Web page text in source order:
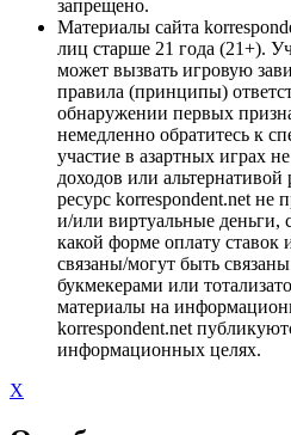
запрещено.
Материалы сайта
лиц старше 21 года (21+).
может вызвать игровую
правила (принципы)
обнаружении первых
немедленно обратитесь к
участие в азартных играх
доходов или
ресурс korrespondent.net не
и/или виртуальные деньги,
какой форме оплату ставок
связаны/могут быть
букмекерами или
материалы на
korrespondent.net
информационных целях.
X